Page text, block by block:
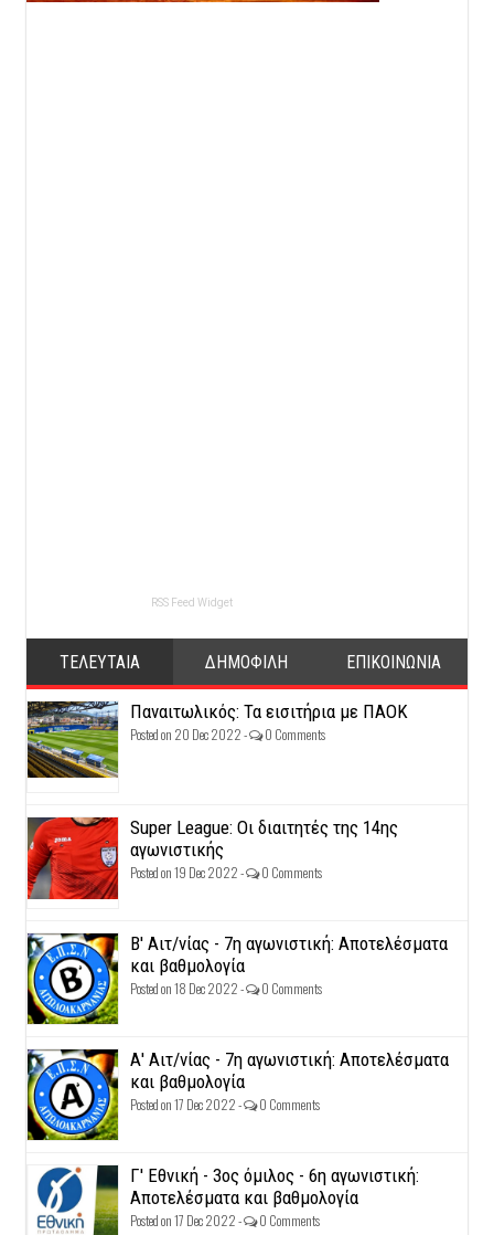
RSS Feed Widget
ΤΕΛΕΥΤΑΙΑ ΔΗΜΟΦΙΛΗ ΕΠΙΚΟΙΝΩΝΙΑ
Παναιτωλικός: Τα εισιτήρια με ΠΑΟΚ
Posted on 20 Dec 2022 - 0 Comments
Super League: Οι διαιτητές της 14ης
αγωνιστικής
Posted on 19 Dec 2022 - 0 Comments
Β' Αιτ/νίας - 7η αγωνιστική: Αποτελέσματα
και βαθμολογία
Posted on 18 Dec 2022 - 0 Comments
Α' Αιτ/νίας - 7η αγωνιστική: Αποτελέσματα
και βαθμολογία
Posted on 17 Dec 2022 - 0 Comments
Γ' Εθνική - 3ος όμιλος - 6η αγωνιστική:
Αποτελέσματα και βαθμολογία
Posted on 17 Dec 2022 - 0 Comments